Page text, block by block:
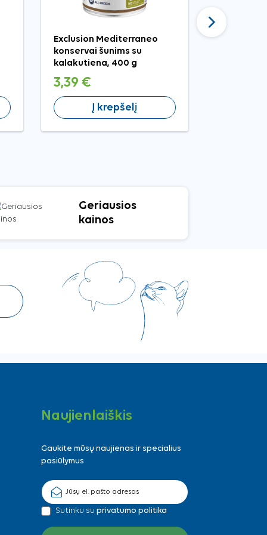
Exclusion Mediterraneo
konservai šunims su
kalakutiena, 400 g
3,39 €
Į krepšelį
Geriausios
kainos
Naujienlaiškis
Gaukite mūsų naujienas ir specialius
pasiūlymus
Sutinku su privatumo politika